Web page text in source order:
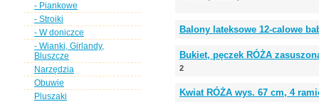
- Piankowe
- Stroiki
- W doniczce
- Wianki, Girlandy,
Bluszcze
Narzędzia
Obuwie
Pluszaki
Balony lateksowe 12-calowe
Bukiet, pęczek RÓŻA
2
Kwiat RÓŻA wys. 67 cm, 4